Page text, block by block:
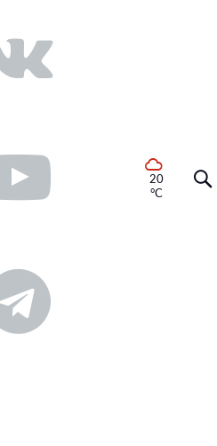
20
°C